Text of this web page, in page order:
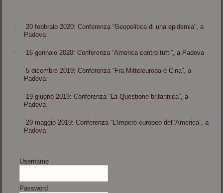
20 febbraio 2020: Conferenza “Geopolitica di una epidemia”, a
Padova
16 gennaio 2020: Conferenza “America contro tutti”, a Padova
5 dicembre 2019: Conferenza “Fra Mitteleuropa e Cina”, a
Padova
19 giugno 2019: Conferenza “La Questione britannica”, a
Padova
29 maggio 2019: Conferenza “L’Impero europeo dell’America”, a
Padova
Username
Password